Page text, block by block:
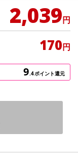
2,039円
170円
9.4ポイント還元